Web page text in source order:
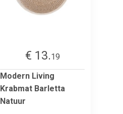
€ 13.19
Modern Living
Krabmat Barletta
Natuur